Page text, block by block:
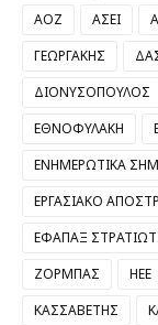
ΑΟΖ
ΑΣΕΙ
ΓΕΩΡΓΑΚΗΣ
ΔΙΟΝΥΣΟΠΟΥΛΟΣ
ΕΘΝΟΦΥΛΑΚΗ
ΕΝΗΜΕΡΩΤΙΚΑ
ΕΡΓΑΣΙΑΚΟ
ΕΦΑΠΑΞ
ΖΟΡΜΠΑΣ
ΗΕΕ
ΚΑΣΣΑΒΕΤΗΣ